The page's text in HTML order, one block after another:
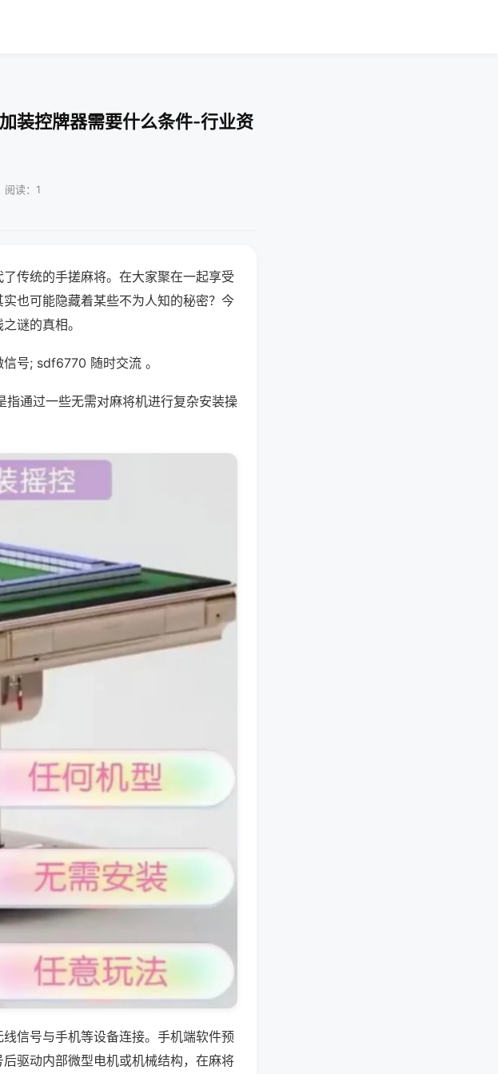
装控牌器需要什么条件-行业资
读：1
传统的手搓麻将。在大家聚在一起享受
也可能隐藏着某些不为人知的秘密？今
谜的真相。
号; sdf6770 随时交流 。
通过一些无需对麻将机进行复杂安装操
信号与手机等设备连接。手机端软件预
驱动内部微型电机或机械结构，在麻将